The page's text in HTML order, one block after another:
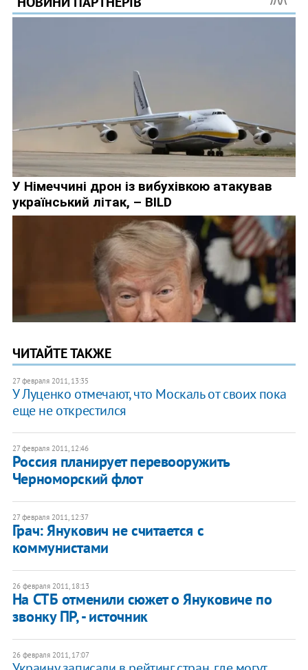
ЧИТАЙТЕ ТАКЖЕ
27 февраля 2011, 13:35
У Луценко отмечают, что Москаль от своих пока
еще не открестился
27 февраля 2011, 12:46
Россия планирует перевооружить
Черноморский флот
27 февраля 2011, 12:37
Грач: Янукович не считается с
коммунистами
26 февраля 2011, 18:13
На СТБ отменили сюжет о Януковиче по
звонку ПР, - источник
26 февраля 2011, 17:07